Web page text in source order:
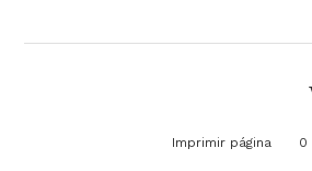
Imprimir página 0